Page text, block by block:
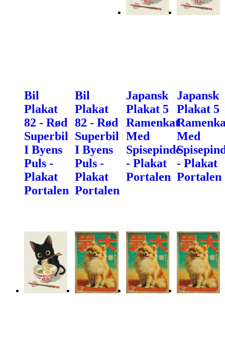
Bil
Plakat
82 - Rød
Superbil
I Byens
Puls -
Plakat
Portalen
Bil
Plakat
82 - Rød
Superbil
I Byens
Puls -
Plakat
Portalen
Japansk
Plakat 5
Ramenkat
Med
Spisepinde
- Plakat
Portalen
Japansk
Plakat 5
Med
- Plakat
Portalen